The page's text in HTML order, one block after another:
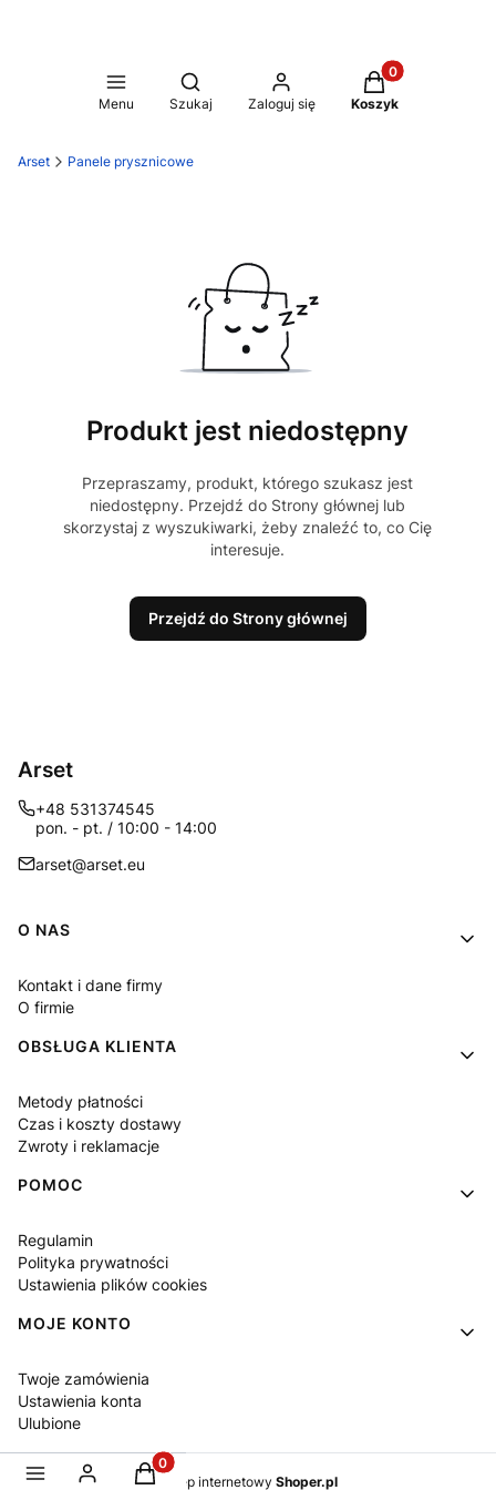
Menu
Otwórz wyszukiwarkę
Szukaj Zaloguj się
Produkty w
Koszyk
Arset Panele prysznicowe
Produkt jest niedostępny
Przepraszamy, produkt, którego szukasz jest
niedostępny. Przejdź do Strony głównej lub
skorzystaj z wyszukiwarki, żeby znaleźć to, co Cię
interesuje.
Przejdź do Strony głównej
Arset
+48 531374545
pon. - pt. / 10:00 - 14:00
arset@arset.eu
Linki w stopce
O NAS
Kontakt i dane firmy
O firmie
OBSŁUGA KLIENTA
Metody płatności
Czas i koszty dostawy
Zwroty i reklamacje
POMOC
Regulamin
Polityka prywatności
Ustawienia plików cookies
MOJE KONTO
Twoje zamówienia
Ustawienia konta
Ulubione
Sklep internetowy Shoper.pl
Produkty w koszyku: 0. Zobacz szczegóły